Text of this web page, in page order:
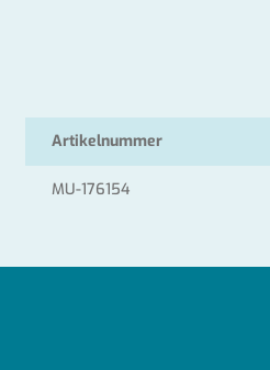
Artikelnummer
MU-176154